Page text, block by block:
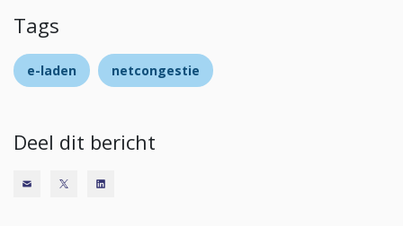
Tags
e-laden netcongestie
Deel dit bericht